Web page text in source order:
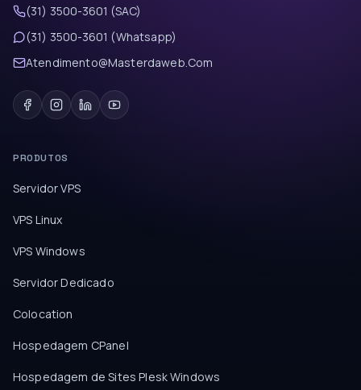
(31) 3500-3601 (SAC)
(31) 3500-3601 (Whatsapp)
Atendimento@Masterdaweb.Com
PRODUTOS
Servidor VPS
VPS Linux
VPS Windows
Servidor Dedicado
Colocation
Hospedagem CPanel
Hospedagem de Sites Plesk Windows